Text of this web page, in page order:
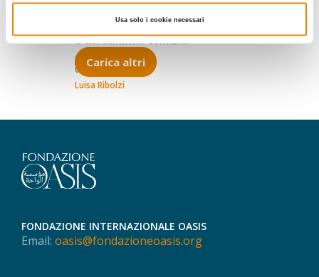
Usa solo i cookie necessari
proprio nelle classi che si gioca la
vera partita del confronto aperto
e del cammino comune.
01.06.2010
Luisa Ribolzi
Carica altri
FONDAZIONE INTERNAZIONALE OASIS
Email: oasis@fondazioneoasis.org